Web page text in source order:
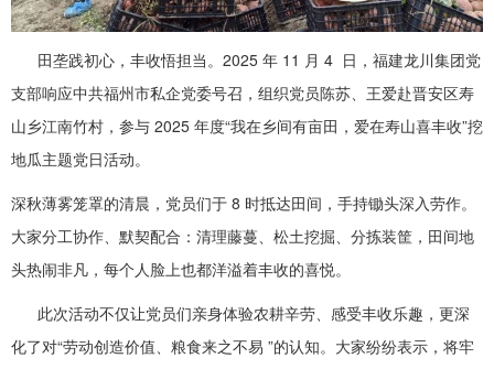
田垄践初心，丰收悟担当。2025 年 11 月 4 日，福建龙川集团党
支部响应中共福州市私企党委号召，组织党员陈苏、王爱赴晋安区寿
山乡江南竹村，参与 2025 年度“我在乡间有亩田，爱在寿山喜丰收”挖
地瓜主题党日活动。
深秋薄雾笼罩的清晨，党员们于 8 时抵达田间，手持锄头深入劳作。
大家分工协作、默契配合：清理藤蔓、松土挖掘、分拣装筐，田间地
头热闹非凡，每个人脸上也都洋溢着丰收的喜悦。
此次活动不仅让党员们亲身体验农耕辛劳、感受丰收乐趣，更深
化了对“劳动创造价值、粮食来之不易 ”的认知。大家纷纷表示，将牢